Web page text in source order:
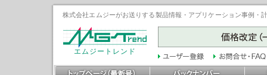
株式会社エムジーがお送りする製品情報・アプリケーション事例
エムジートレンド